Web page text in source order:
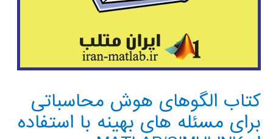
کتاب الگوهای هوش محاسباتی
برای مسئله های بهینه با استفاده